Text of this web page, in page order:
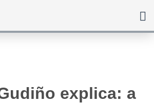
explica: a